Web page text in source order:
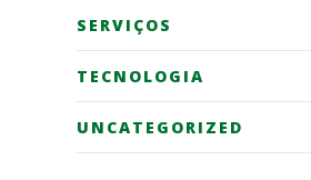
SERVIÇOS
TECNOLOGIA
UNCATEGORIZED